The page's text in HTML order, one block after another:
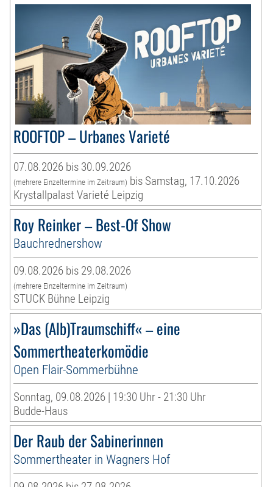
ROOFTOP – Urbanes Varieté
07.08.2026 bis 30.09.2026
(mehrere Einzeltermine im Zeitraum) bis Samstag, 17.10.2026
Krystallpalast Varieté Leipzig
Roy Reinker – Best-Of Show
Bauchrednershow
09.08.2026 bis 29.08.2026
(mehrere Einzeltermine im Zeitraum)
STUCK Bühne Leipzig
»Das (Alb)Traumschiff« – eine
Sommertheaterkomödie
Open Flair-Sommerbühne
Sonntag, 09.08.2026 | 19:30 Uhr - 21:30 Uhr
Budde-Haus
Der Raub der Sabinerinnen
Sommertheater in Wagners Hof